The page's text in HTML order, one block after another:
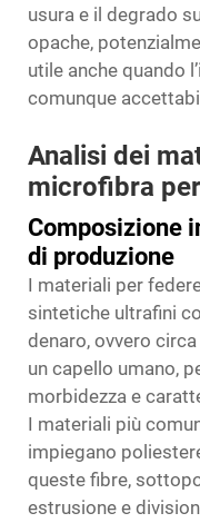
usura e il degrado
opache,
utile anche quando
comunque
Analisi dei
microfibra
Composizione
di produzione
I materiali per
sintetiche ultrafini
denaro, ovvero
un capello umano,
morbidezza e
I materiali più
impiegano
queste fibre,
estrusione e